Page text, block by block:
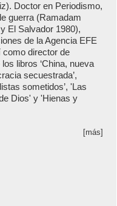
Doctor en Periodismo,
guerra (Ramadam
El Salvador 1980),
de la Agencia EFE
como director de
libros ‘China, nueva
secuestrada’,
sometidos’, 'Las
Dios' y 'Hienas y
[más]